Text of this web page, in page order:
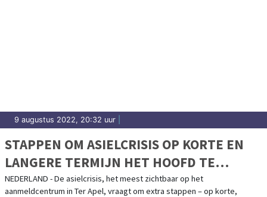
9 augustus 2022, 20:32 uur
STAPPEN OM ASIELCRISIS OP KORTE EN
LANGERE TERMIJN HET HOOFD TE
BIEDEN
NEDERLAND - De asielcrisis, het meest zichtbaar op het
aanmeldcentrum in Ter Apel, vraagt om extra stappen – op korte,